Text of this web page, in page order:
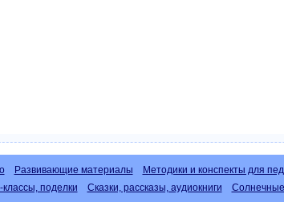
Развивающие материалы
Методики и конспекты для
поделки Сказки, рассказы, аудиокниги